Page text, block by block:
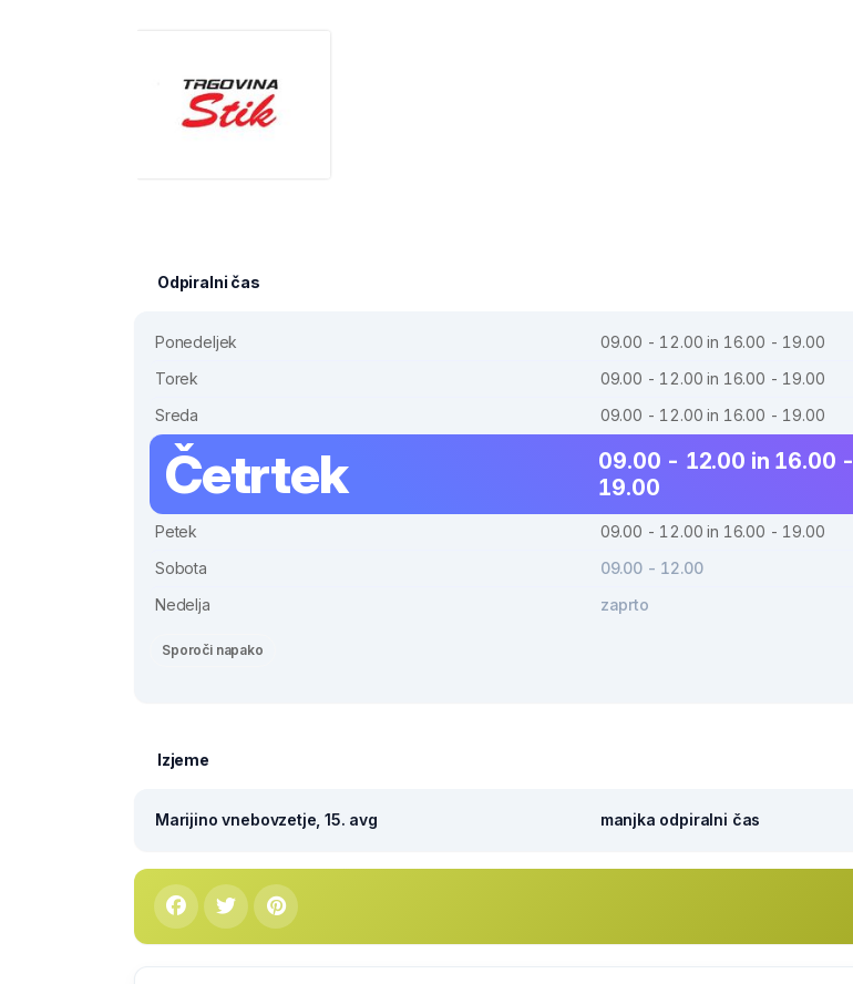
Odpiralni čas
Ponedeljek
09.00 - 12.00 in 16.00 - 19.00
Torek
09.00 - 12.00 in 16.00 - 19.00
Sreda
09.00 - 12.00 in 16.00 - 19.00
Četrtek
09.00 - 12.00 in 16.00 -
19.00
Petek
09.00 - 12.00 in 16.00 - 19.00
Sobota
09.00 - 12.00
Nedelja
zaprto
Sporoči napako
Izjeme
Marijino vnebovzetje, 15. avg manjka odpiralni čas